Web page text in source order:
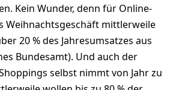
Kein Wunder, denn für Online-
Weihnachtsgeschäft mittlerweile
20 % des Jahresumsatzes aus
Bundesamt). Und auch der
selbst nimmt von Jahr zu